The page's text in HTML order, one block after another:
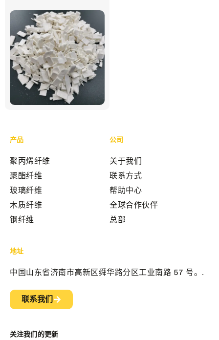
产品
聚丙烯纤维
聚酯纤维
玻璃纤维
木质纤维
钢纤维
公司
关于我们
联系方式
帮助中心
全球合作伙伴
总部
地址
中国山东省济南市高新区舜华路分区工业南路 57 号。.
联系我们
关注我们的更新